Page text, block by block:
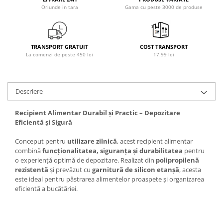
Power System
Puritan`s Pride
Raw Nutrition
REDCON1
Revoflex
Rich Piana 5% Nutrition
RIPT
Scitec
Scivation
Skill Nutrition
Oriunde in tara Gama cu peste 3000 de produse
TRANSPORT GRATUIT
La comenzi de peste 450 lei
COST TRANSPORT
17.99 lei
Descriere
Recipient Alimentar Durabil și Practic – Depozitare
Eficientă și Sigură
Conceput pentru utilizare zilnică, acest recipient alimentar
combinăfuncționalitatea, siguranța și durabilitatea pentru
o experiență optimă de depozitare. Realizat din polipropilenă
rezistentă și prevăzut cu garnitură de silicon etanșă, acesta
este ideal pentru păstrarea alimentelor proaspete și organizarea
eficientă a bucătăriei.